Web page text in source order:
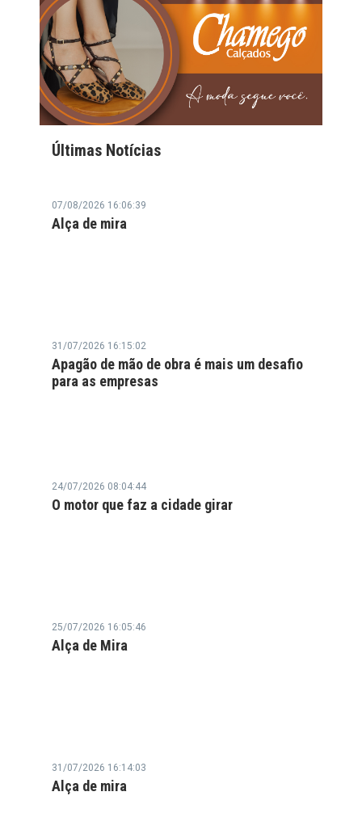
Últimas Notícias
07/08/2026 16:06:39
Alça de mira
31/07/2026 16:15:02
Apagão de mão de obra é mais um desafio
para as empresas
24/07/2026 08:04:44
O motor que faz a cidade girar
25/07/2026 16:05:46
Alça de Mira
31/07/2026 16:14:03
Alça de mira